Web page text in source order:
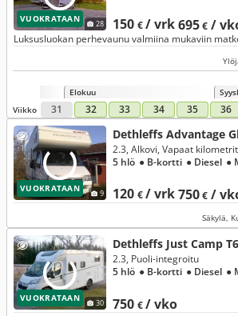
VUOKRATAAN 28 150 €/ vrk695€ /
Luksusluokan perhevaunu valmiina mukaviin
Elokuu
Viikko
31 32 33 34 35 36
VUOKRATAAN 9 120 €/ vrk750€ /
2.3, Alkovi, Vapaat
5 hlö ● B-kortti ● Diesel ●
Säkylä,
VUOKRATAAN 30
Dethleffs Just Camp
750 €/ vko
2.3, Puoli-integroitu
5 hlö ● B-kortti ● Diesel ●